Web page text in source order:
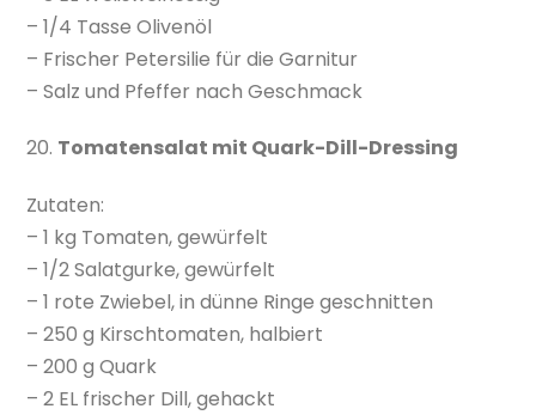
– 1/4 Tasse Olivenöl
– Frischer Petersilie für die Garnitur
– Salz und Pfeffer nach Geschmack
20. Tomatensalat mit Quark-Dill-Dressing
Zutaten:
– 1 kg Tomaten, gewürfelt
– 1/2 Salatgurke, gewürfelt
– 1 rote Zwiebel, in dünne Ringe geschnitten
– 250 g Kirschtomaten, halbiert
– 200 g Quark
– 2 EL frischer Dill, gehackt